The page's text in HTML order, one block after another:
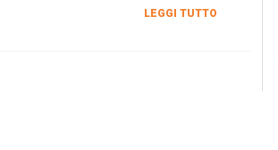
LEGGI TUTTO